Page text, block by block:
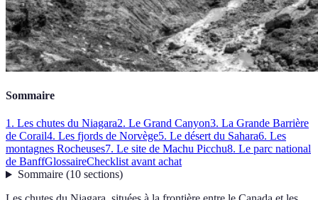
Sommaire
1. Les chutes du Niagara2. Le Grand Canyon3. La Grande Barrière
de Corail4. Les fjords de Norvège5. Le désert du Sahara6. Les
montagnes Rocheuses7. Le site de Machu Picchu8. Le parc national
de BanffGlossaireChecklist avant achat
Sommaire(10 sections)